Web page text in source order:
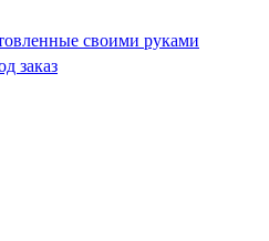
своими руками
заказ